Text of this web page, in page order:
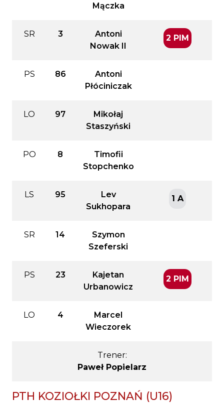
Mączka
SR 3
Antoni
Nowak II
2 PIM
PS 86
Antoni
Płóciniczak
LO 97
Mikołaj
Staszyński
PO 8
Timofii
Stopchenko
LS 95
Lev
Sukhopara
1 A
SR 14
Szymon
Szeferski
PS 23
Kajetan
Urbanowicz
2 PIM
LO 4
Marcel
Wieczorek
Trener:
Paweł Popielarz
PTH KOZIOŁKI POZNAŃ (U16)